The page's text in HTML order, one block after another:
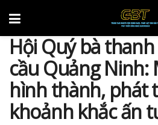
Hội Quý bà
cầu Quảng Ninh:
hình thành, phát
khoảnh khắc ấn